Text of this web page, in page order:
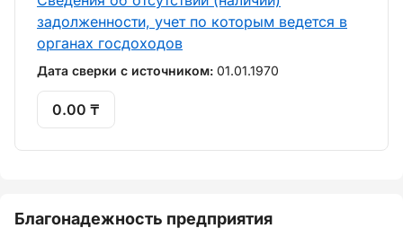
задолженности, учет по которым ведется в
органах госдоходов
Дата сверки с источником: 01.01.1970
0.00 ₸
Благонадежность предприятия